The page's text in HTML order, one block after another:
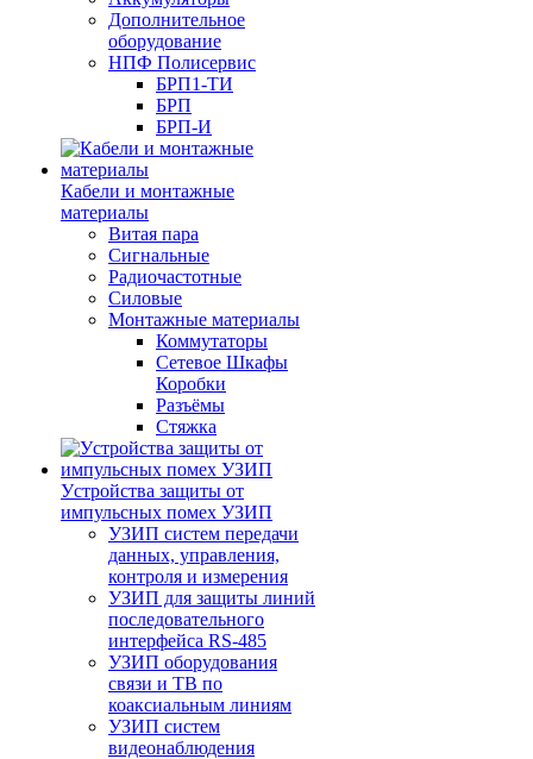
Дополнительное
оборудование
НПФ Полисервис
БРП1-ТИ
БРП
БРП-И
Кабели и монтажные
материалы
Витая пара
Сигнальные
Радиочастотные
Силовые
Монтажные материалы
Коммутаторы
Сетевое Шкафы
Коробки
Разъёмы
Стяжка
Уcтройства защиты от
импульсных помех УЗИП
УЗИП систем передачи
данных, управления,
контроля и измерения
УЗИП для защиты линий
последовательного
интерфейса RS-485
УЗИП оборудования
связи и ТВ по
коаксиальным линиям
УЗИП систем
видеонаблюдения